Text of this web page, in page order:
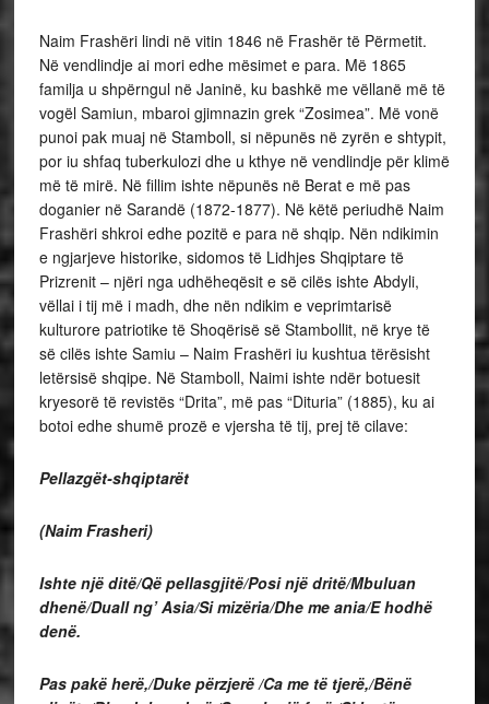
Naim Frashëri lindi në vitin 1846 në Frashër të Përmetit.
Në vendlindje ai mori edhe mësimet e para. Më 1865
familja u shpërngul në Janinë, ku bashkë me vëllanë më të
vogël Samiun, mbaroi gjimnazin grek “Zosimea”. Më vonë
punoi pak muaj në Stamboll, si nëpunës në zyrën e shtypit,
por iu shfaq tuberkulozi dhe u kthye në vendlindje për klimë
më të mirë. Në fillim ishte nëpunës në Berat e më pas
doganier në Sarandë (1872-1877). Në këtë periudhë Naim
Frashëri shkroi edhe pozitë e para në shqip. Nën ndikimin
e ngjarjeve historike, sidomos të Lidhjes Shqiptare të
Prizrenit – njëri nga udhëheqësit e së cilës ishte Abdyli,
vëllai i tij më i madh, dhe nën ndikim e veprimtarisë
kulturore patriotike të Shoqërisë së Stambollit, në krye të
së cilës ishte Samiu – Naim Frashëri iu kushtua tërësisht
letërsisë shqipe. Në Stamboll, Naimi ishte ndër botuesit
kryesorë të revistës “Drita”, më pas “Dituria” (1885), ku ai
botoi edhe shumë prozë e vjersha të tij, prej të cilave:
Pellazgët-shqiptarët
(Naim Frasheri)
Ishte një ditë/Që pellasgjitë/Posi një dritë/Mbuluan
dhenë/Duall ng’ Asia/Si mizëria/Dhe me ania/E hodhë
denë.
Pas pakë herë,/Duke përzjerë /Ca me të tjerë,/Bënë